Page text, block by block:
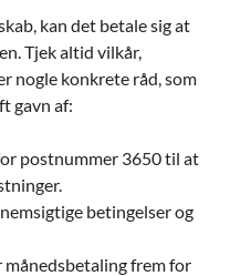
kan det betale sig at
Tjek altid vilkår,
nogle konkrete råd, som
gavn af:
postnummer 3650 til at
betingelser og
frem for